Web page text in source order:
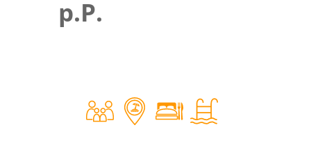
p.P.